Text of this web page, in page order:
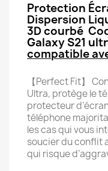
Protection
Dispersion
3D courbé
Galaxy S21
compatible
【Perfect Fit】
Ultra, protège le
protecteur
téléphone
les cas qui vous
soucier du conflit
qui risque